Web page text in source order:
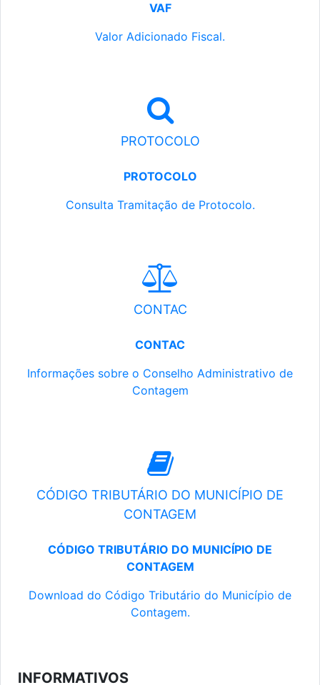
VAF
Valor Adicionado Fiscal.
PROTOCOLO
PROTOCOLO
Consulta Tramitação de Protocolo.
CONTAC
CONTAC
Informações sobre o Conselho Administrativo de
Contagem
CÓDIGO TRIBUTÁRIO DO MUNICÍPIO DE
CONTAGEM
CÓDIGO TRIBUTÁRIO DO MUNICÍPIO DE
CONTAGEM
Download do Código Tributário do Município de
Contagem.
INFORMATIVOS